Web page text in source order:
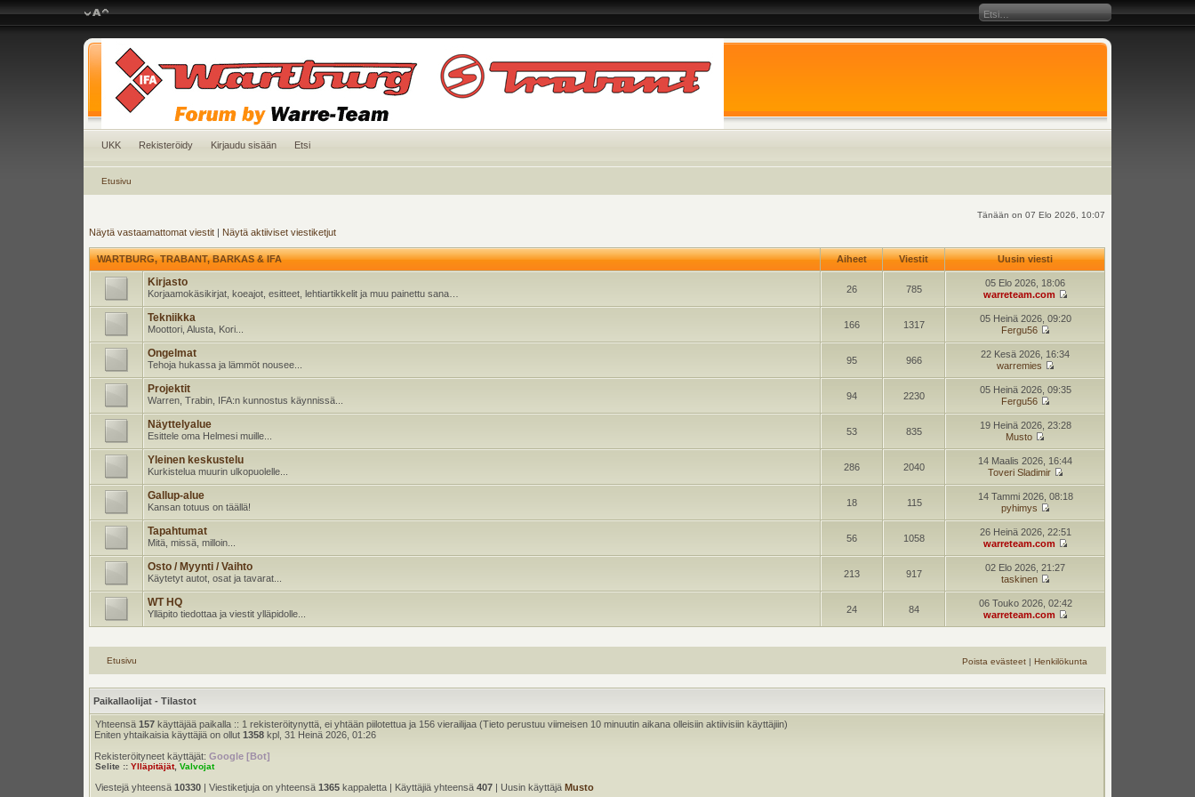
UKK Rekisteröidy Kirjaudu sisään Etsi
Etusivu
Tänään on 07 Elo 2026, 10:07
Näytä vastaamattomat viestit | Näytä aktiiviset viestiketjut
WARTBURG, TRABANT, BARKAS & IFA Aiheet Viestit Uusin viesti
Kirjasto
Korjaamokäsikirjat, koeajot, esitteet, lehtiartikkelit ja muu painettu sana… 26 785
05 Elo 2026, 18:06
warreteam.com
Tekniikka
Moottori, Alusta, Kori... 166 1317
05 Heinä 2026, 09:20
Fergu56
Ongelmat
Tehoja hukassa ja lämmöt nousee... 95 966
22 Kesä 2026, 16:34
warremies
Projektit
Warren, Trabin, IFA:n kunnostus käynnissä... 94 2230
05 Heinä 2026, 09:35
Fergu56
Näyttelyalue
Esittele oma Helmesi muille... 53 835
19 Heinä 2026, 23:28
Musto
Yleinen keskustelu
Kurkistelua muurin ulkopuolelle... 286 2040
14 Maalis 2026, 16:44
Toveri Sladimir
Gallup-alue
Kansan totuus on täällä! 18 115
14 Tammi 2026, 08:18
pyhimys
Tapahtumat
Mitä, missä, milloin... 56 1058
26 Heinä 2026, 22:51
warreteam.com
Osto / Myynti / Vaihto
Käytetyt autot, osat ja tavarat... 213 917
02 Elo 2026, 21:27
taskinen
WT HQ
Ylläpito tiedottaa ja viestit ylläpidolle... 24 84
06 Touko 2026, 02:42
warreteam.com
Poista evästeet| Henkilökunta
Etusivu
Paikallaolijat - Tilastot
Yhteensä157 käyttäjää paikalla :: 1 rekisteröitynyttä, ei yhtään piilotettua ja 156 vierailijaa (Tieto perustuu viimeisen 10 minuutin aikana olleisiin aktiivisiin käyttäjiin)
Eniten yhtaikaisia käyttäjiä on ollut1358 kpl, 31 Heinä 2026, 01:26
Rekisteröityneet käyttäjät:Google [Bot]
Selite ::Ylläpitäjät,Valvojat
Viestejä yhteensä10330 | Viestiketjuja on yhteensä1365 kappaletta | Käyttäjiä yhteensä407 | Uusin käyttäjäMusto